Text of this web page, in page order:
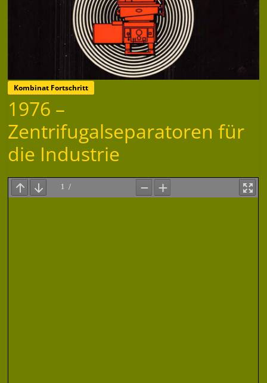
Kombinat Fortschritt
1976 –
Zentrifugalseparatoren für
die Industrie